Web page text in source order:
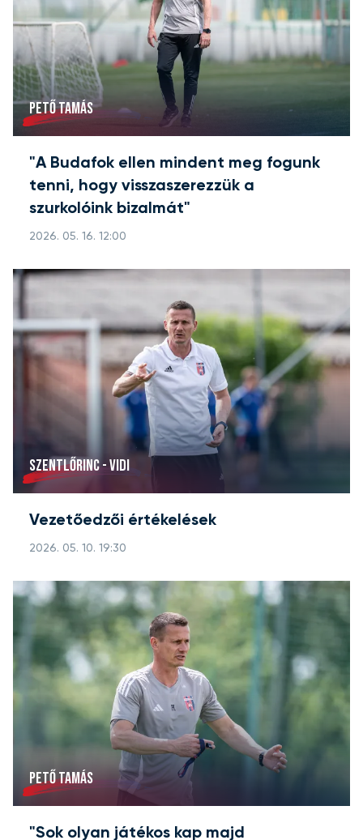
PETŐ TAMÁS
"A Budafok ellen mindent meg fogunk
tenni, hogy visszaszerezzük a
szurkolóink bizalmát"
2026. 05. 16. 12:00
SZENTLŐRINC - VIDI
Vezetőedzői értékelések
2026. 05. 10. 19:30
PETŐ TAMÁS
"Sok olyan játékos kap majd